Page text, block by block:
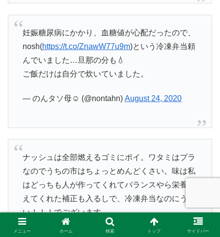
妊娠糖尿病にかかり、血糖値が心配だったので、
nosh(https://t.co/ZnawW77u9m)という冷凍弁当頼
んでいました…旦那の分も💧
ご飯だけは自分で炊いていました。
— のんタソ母☺︎ (@nontahn) August 24, 2020
ナッシュは全部燃えるゴミにポイ。ワタミはプラ
なのでうちの市はちょっとめんどくさい。味は私
はどっちも人が作ってくれてバランスやら栄養考
えてくれた補正も入るしで、冷凍弁当なのにうま
い！！！でございます。
メニュー ホーム 検索 トップ サイドバー